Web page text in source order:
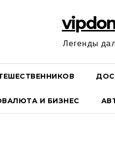
Легенды
И БИЗНЕС